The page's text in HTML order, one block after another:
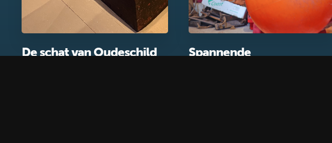
De schat van Oudeschild
Spannende